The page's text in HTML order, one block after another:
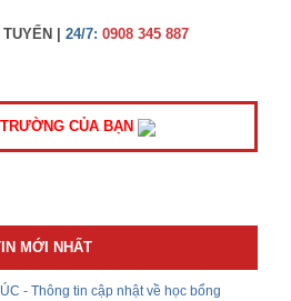
| 24/7: 0908 345 887
CỦA BẠN
MỚI NHẤT
- Thông tin cập nhật về học bổng